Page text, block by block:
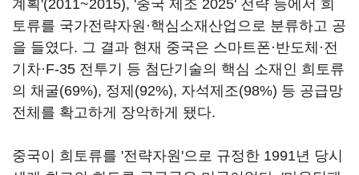
계획'(2011~2015), '중국 제조 2025' 전략 등에서 희
토류를 국가전략자원·핵심소재산업으로 분류하고 공
을 들였다. 그 결과 현재 중국은 스마트폰·반도체·전
기차·F-35 전투기 등 첨단기술의 핵심 소재인 희토류
의 채굴(69%), 정제(92%), 자석제조(98%) 등 공급망
전체를 확고하게 장악하게 됐다.
중국이 희토류를 '전략자원'으로 규정한 1991년 당시